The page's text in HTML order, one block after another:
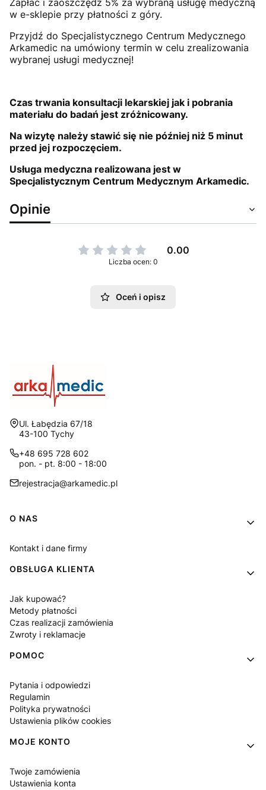
w e-sklepie przy płatności z góry.
Przyjdź do Specjalistycznego Centrum Medycznego
Arkamedic na umówiony termin w celu zrealizowania
wybranej usługi medycznej!
Czas trwania konsultacji lekarskiej jak i pobrania
materiału do badań jest zróżnicowany.
Na wizytę należy stawić się nie później niż 5 minut
przed jej rozpoczęciem.
Usługa medyczna realizowana jest w
Specjalistycznym Centrum Medycznym Arkamedic.
Opinie
0.00
Liczba ocen: 0
Oceń i opisz
Adres:
Ul. Łabędzia 67/18
43-100 Tychy
+48 695 728 602
pon. - pt. 8:00 - 18:00
rejestracja@arkamedic.pl
Linki w stopce
O NAS
Kontakt i dane firmy
OBSŁUGA KLIENTA
Jak kupować?
Metody płatności
Czas realizacji zamówienia
Zwroty i reklamacje
POMOC
Pytania i odpowiedzi
Regulamin
Polityka prywatności
Ustawienia plików cookies
MOJE KONTO
Twoje zamówienia
Ustawienia konta